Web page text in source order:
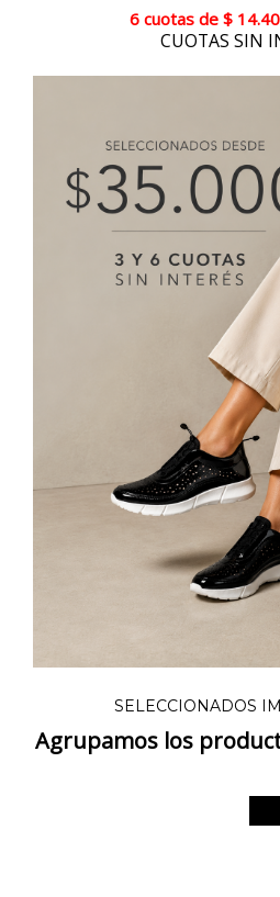
6 cuotas de $
CUOTAS SIN
SELECCIONADOS
Agrupamos los